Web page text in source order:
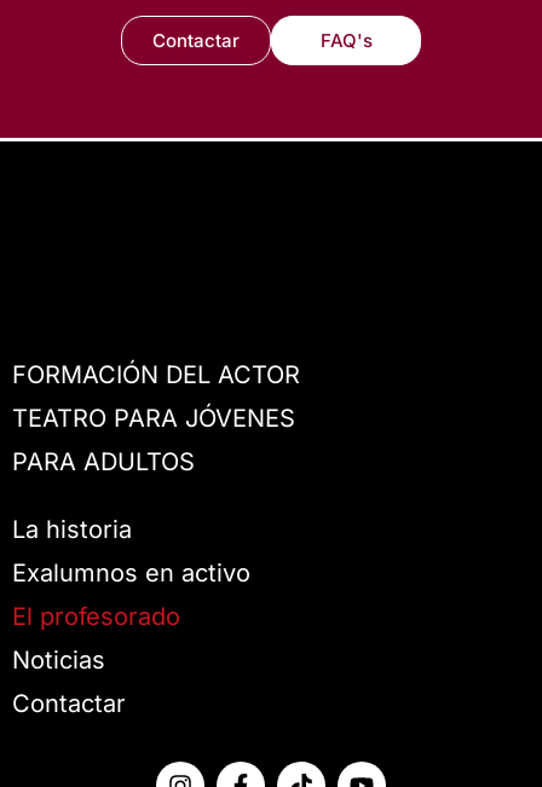
Contactar FAQ's
FORMACIÓN DEL ACTOR
TEATRO PARA JÓVENES
PARA ADULTOS
La historia
Exalumnos en activo
El profesorado
Noticias
Contactar